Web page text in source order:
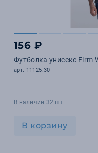
156 ₽
Футболка унисекс Firm
арт. 11125.30
В наличии 32 шт.
В корзину